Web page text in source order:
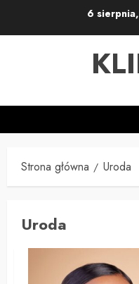
6
Strona główna Uroda
Uroda